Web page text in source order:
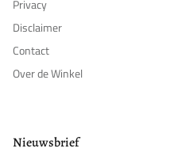
Privacy
Disclaimer
Contact
Over de Winkel
Nieuwsbrief